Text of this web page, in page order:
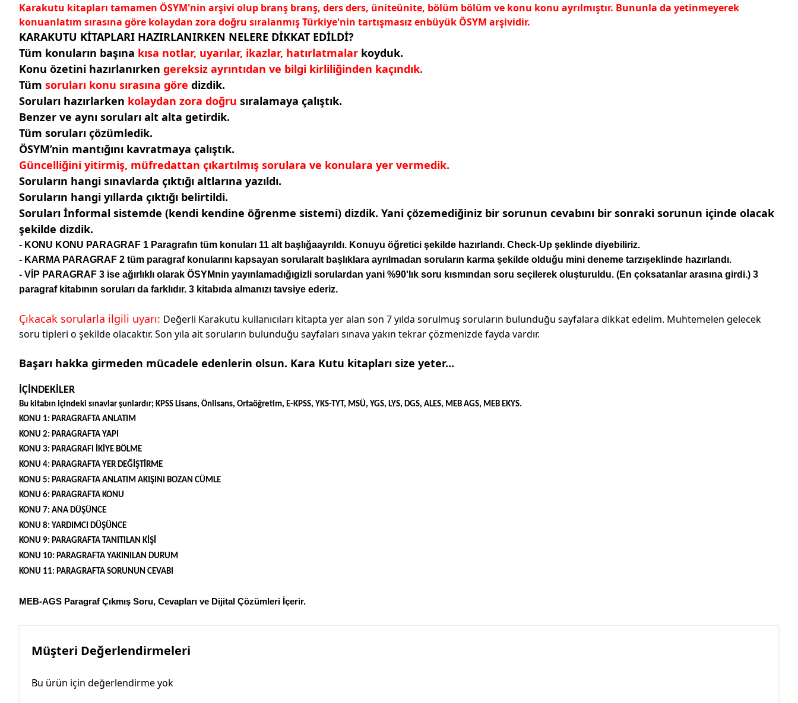
Karakutu kitapları tamamen ÖSYM'nin arşivi olup branş branş, ders ders, üniteünite, bölüm bölüm ve konu konu ayrılmıştır. Bununla da yetinmeyerek
konuanlatım sırasına göre kolaydan zora doğru sıralanmış Türkiye'nin tartışmasız enbüyük ÖSYM arşividir.
KARAKUTU KİTAPLARI HAZIRLANIRKEN NELERE DİKKAT EDİLDİ?
Tüm konuların başına kısa notlar, uyarılar, ikazlar, hatırlatmalar koyduk.
Konu özetini hazırlanırken gereksiz ayrıntıdan ve bilgi kirliliğinden kaçındık.
Tüm soruları konu sırasına göre dizdik.
Soruları hazırlarken kolaydan zora doğru sıralamaya çalıştık.
Benzer ve aynı soruları alt alta getirdik.
Tüm soruları çözümledik.
ÖSYM’nin mantığını kavratmaya çalıştık.
Güncelliğini yitirmiş, müfredattan çıkartılmış sorulara ve konulara yer vermedik.
Soruların hangi sınavlarda çıktığı altlarına yazıldı.
Soruların hangi yıllarda çıktığı belirtildi.
Soruları İnformal sistemde (kendi kendine öğrenme sistemi) dizdik. Yani çözemediğiniz bir sorunun cevabını bir sonraki sorunun içinde olacak
şekilde dizdik.
- KONU KONU PARAGRAF 1 Paragrafın tüm konuları 11 alt başlığaayrıldı. Konuyu öğretici şekilde hazırlandı. Check-Up şeklinde diyebiliriz.
- KARMA PARAGRAF 2 tüm paragraf konularını kapsayan sorularalt başlıklara ayrılmadan soruların karma şekilde olduğu mini deneme tarzışeklinde hazırlandı.
- VİP PARAGRAF 3 ise ağırlıklı olarak ÖSYMnin yayınlamadığıgizli sorulardan yani %90'lık soru kısmından soru seçilerek oluşturuldu. (En çoksatanlar arasına girdi.) 3
paragraf kitabının soruları da farklıdır. 3 kitabıda almanızı tavsiye ederiz.
Çıkacak sorularla ilgili uyarı: Değerli Karakutu kullanıcıları kitapta yer alan son 7 yılda sorulmuş soruların bulunduğu sayfalara dikkat edelim. Muhtemelen gelecek
soru tipleri o şekilde olacaktır. Son yıla ait soruların bulunduğu sayfaları sınava yakın tekrar çözmenizde fayda vardır.
Başarı hakka girmeden mücadele edenlerin olsun. Kara Kutu kitapları size yeter...
İÇİNDEKİLER
Bu kitabın içindeki sınavlar şunlardır; KPSS Lisans, Önlisans, Ortaöğretim, E-KPSS, YKS-TYT, MSÜ, YGS, LYS, DGS, ALES, MEB AGS, MEB EKYS.
KONU 1: PARAGRAFTA ANLATIM
KONU 2: PARAGRAFTA YAPI
KONU 3: PARAGRAFI İKİYE BÖLME
KONU 4: PARAGRAFTA YER DEĞİŞTİRME
KONU 5: PARAGRAFTA ANLATIM AKIŞINI BOZAN CÜMLE
KONU 6: PARAGRAFTA KONU
KONU 7: ANA DÜŞÜNCE
KONU 8: YARDIMCI DÜŞÜNCE
KONU 9: PARAGRAFTA TANITILAN KİŞİ
KONU 10: PARAGRAFTA YAKINILAN DURUM
KONU 11: PARAGRAFTA SORUNUN CEVABI
MEB-AGS Paragraf Çıkmış Soru, Cevapları ve Dijital Çözümleri İçerir.
Müşteri Değerlendirmeleri
Bu ürün için değerlendirme yok